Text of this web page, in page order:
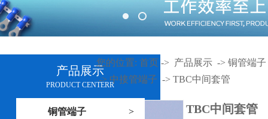
产品展示
PRODUCT CENTERR
铜管端子 >
您的位置:首页 -> 产品展示 ->铜管端子
-> 中接管端子 ->TBC中间套管
TBC中间套管